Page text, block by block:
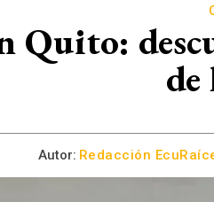
Autor: Redacción